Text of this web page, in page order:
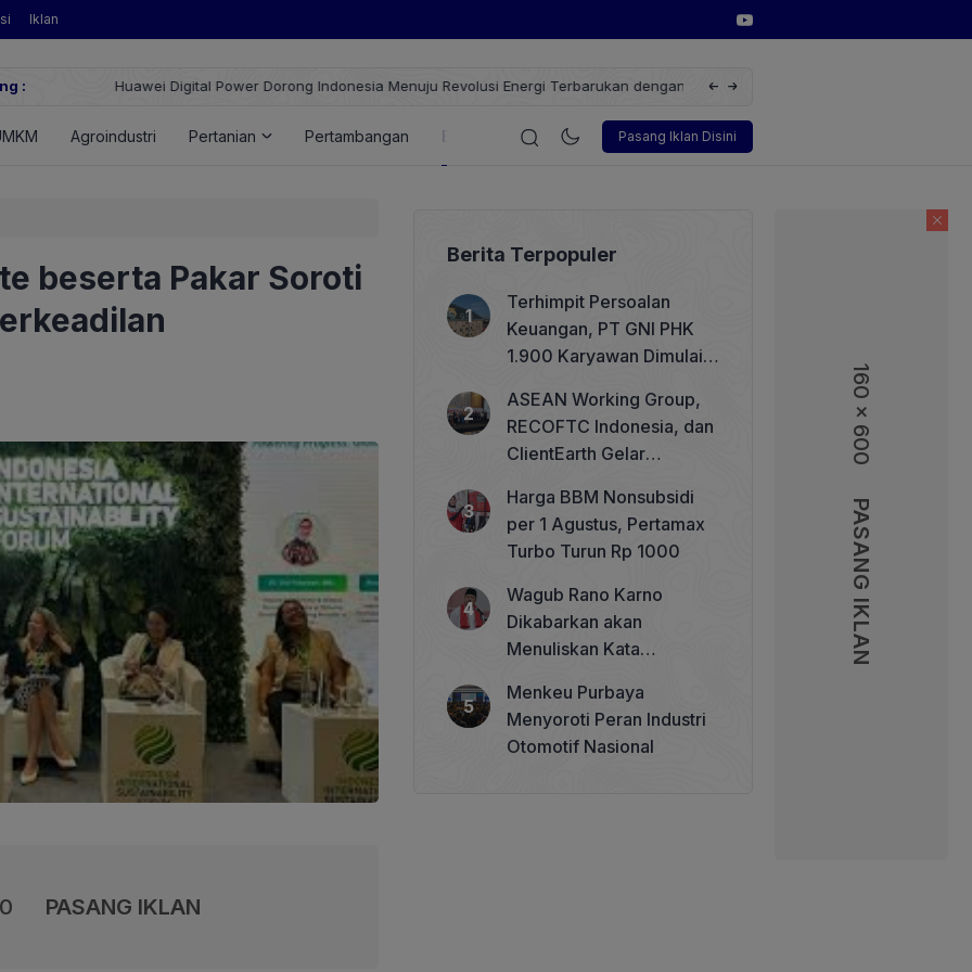
160 x 600
PASANG IKLAN
Iklan
:
Huawei Digital Power Dorong Indonesia Menuju Revolusi Energi Terbarukan dengan Solusi
Wakil Direktur Utama PT Pelindo,
Pasang Iklan Disini
Agroindustri Pertanian Pertambangan Energi Korporasi Teknologi Otomotif
beserta Pakar Soroti
PASANG IKLAN
Berita Terpopuler
Terhimpit Persoalan
Keuangan, PT GNI PHK
1.900 Karyawan Dimulai 5
ASEAN Working Group,
RECOFTC Indonesia, dan
ClientEarth Gelar
Memperkuat Tata Kelola
Perhutanan Sosial
Harga BBM Nonsubsidi
per 1 Agustus, Pertamax
Turbo Turun Rp 1000
Wagub Rano Karno
Dikabarkan akan
Menuliskan Kata
Betawi 100 Tahun
Menkeu Purbaya
Menyoroti Peran Industri
Otomotif Nasional